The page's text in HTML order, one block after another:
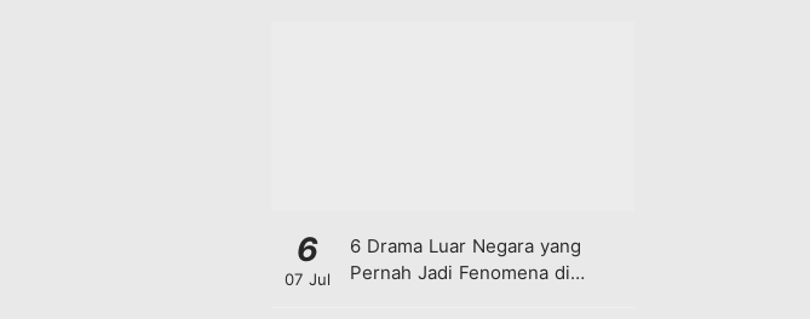
6
07 Jul
6 Drama Luar Negara yang
Pernah Jadi Fenomena di